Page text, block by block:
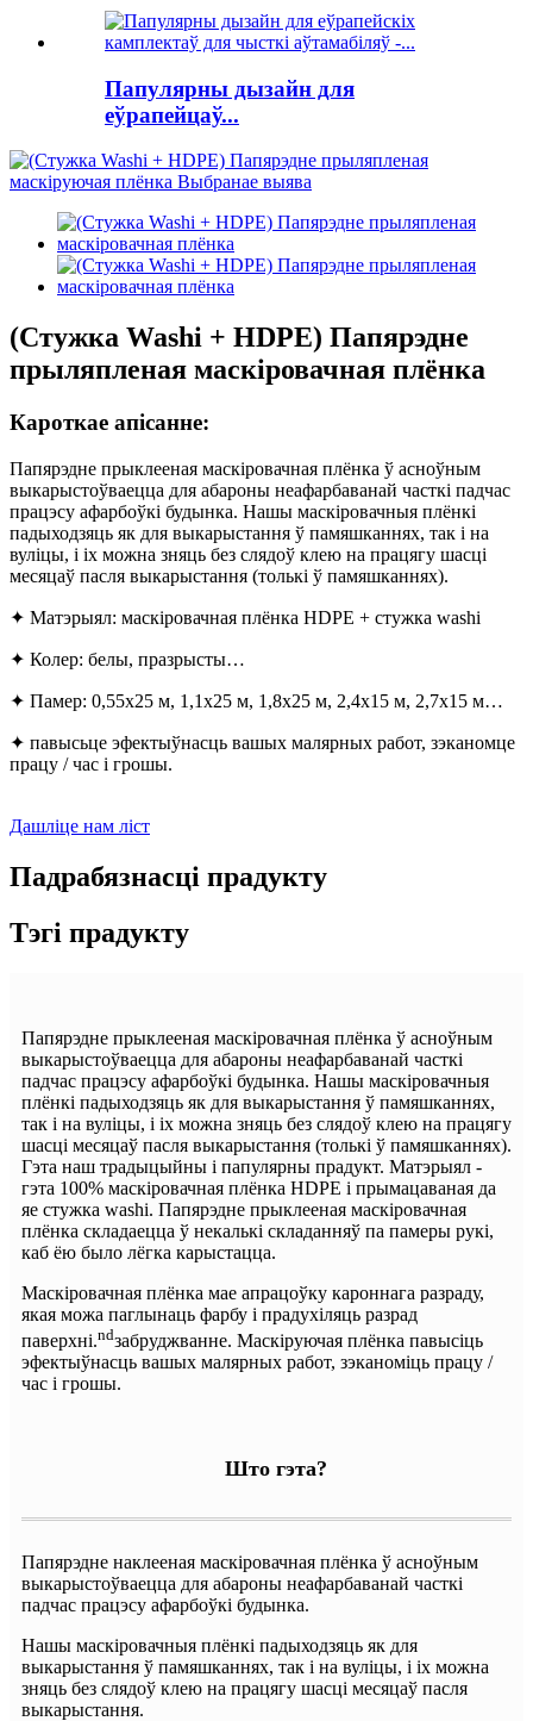
Папулярны дызайн для
еўрапейцаў...
(Стужка Washi + HDPE) Папярэдне
прыляпленая маскіровачная плёнка
Кароткае апісанне:
Папярэдне прыклееная маскіровачная плёнка ў асноўным
выкарыстоўваецца для абароны неафарбаванай часткі падчас
працэсу афарбоўкі будынка. Нашы маскіровачныя плёнкі
падыходзяць як для выкарыстання ў памяшканнях, так і на
вуліцы, і іх можна зняць без слядоў клею на працягу шасці
месяцаў пасля выкарыстання (толькі ў памяшканнях).
✦ Матэрыял: маскіровачная плёнка HDPE + стужка washi
✦ Колер: белы, празрысты…
✦ Памер: 0,55x25 м, 1,1x25 м, 1,8x25 м, 2,4x15 м, 2,7x15 м…
✦ павысьце эфектыўнасць вашых малярных работ, зэканомце
працу / час і грошы.
Дашліце нам ліст
Падрабязнасці прадукту
Тэгі прадукту
Папярэдне прыклееная маскіровачная плёнка ў асноўным
выкарыстоўваецца для абароны неафарбаванай часткі
падчас працэсу афарбоўкі будынка. Нашы маскіровачныя
плёнкі падыходзяць як для выкарыстання ў памяшканнях,
так і на вуліцы, і іх можна зняць без слядоў клею на працягу
шасці месяцаў пасля выкарыстання (толькі ў памяшканнях).
Гэта наш традыцыйны і папулярны прадукт. Матэрыял -
гэта 100% маскіровачная плёнка HDPE і прымацаваная да
яе стужка washi. Папярэдне прыклееная маскіровачная
плёнка складаецца ў некалькі складанняў па памеры рукі,
каб ёю было лёгка карыстацца.
Маскіровачная плёнка мае апрацоўку кароннага разраду,
якая можа паглынаць фарбу і прадухіляць разрад
паверхні.ndзабруджванне. Маскіруючая плёнка павысіць
эфектыўнасць вашых малярных работ, зэканоміць працу /
час і грошы.
Што гэта?
Папярэдне наклееная маскіровачная плёнка ў асноўным
выкарыстоўваецца для абароны неафарбаванай часткі
падчас працэсу афарбоўкі будынка.
Нашы маскіровачныя плёнкі падыходзяць як для
выкарыстання ў памяшканнях, так і на вуліцы, і іх можна
зняць без слядоў клею на працягу шасці месяцаў пасля
выкарыстання.